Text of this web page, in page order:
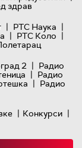
здрав
| РТС Наука |
| РТС Коло |
2 | Радио
| Радио
| Радио
| Конкурси |